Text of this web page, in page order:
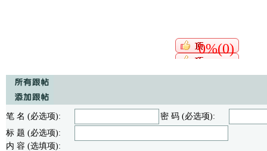
0%(0)
笔 名 (必选项):
密 码 (必选项):
标 题 (必选项):
内 容 (选填项):